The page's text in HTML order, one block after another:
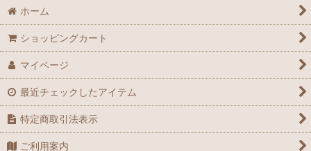
ホーム
ショッピングカート
マイページ
最近チェックしたアイテム
特定商取引法表示
ご利用案内